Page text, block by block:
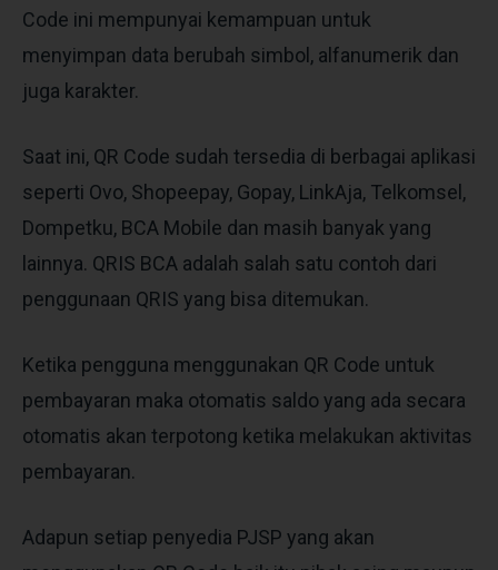
Code ini mempunyai kemampuan untuk
menyimpan data berubah simbol, alfanumerik dan
juga karakter.
Saat ini, QR Code sudah tersedia di berbagai aplikasi
seperti Ovo, Shopeepay, Gopay, LinkAja, Telkomsel,
Dompetku, BCA Mobile dan masih banyak yang
lainnya. QRIS BCA adalah salah satu contoh dari
penggunaan QRIS yang bisa ditemukan.
Ketika pengguna menggunakan QR Code untuk
pembayaran maka otomatis saldo yang ada secara
otomatis akan terpotong ketika melakukan aktivitas
pembayaran.
Adapun setiap penyedia PJSP yang akan